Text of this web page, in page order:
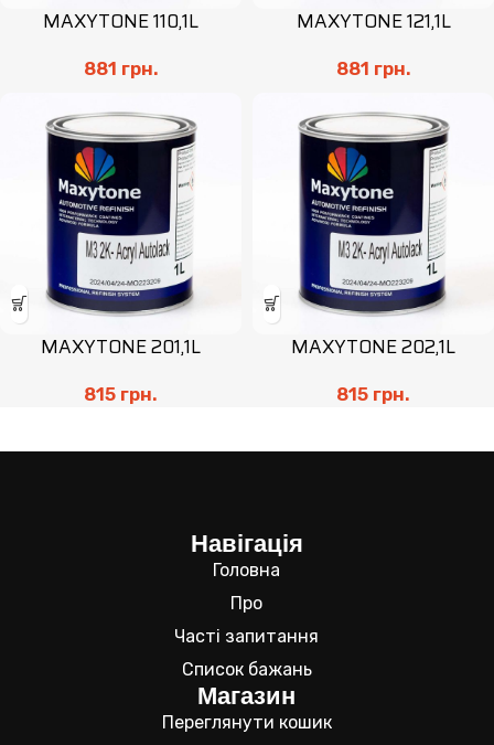
MAXYTONE 110,1L
881 грн.
MAXYTONE 121,1L
881 грн.
MAXYTONE 201,1L
815 грн.
MAXYTONE 202,1L
815 грн.
Навігація
Головна
Про
Часті запитання
Список бажань
Магазин
Переглянути кошик